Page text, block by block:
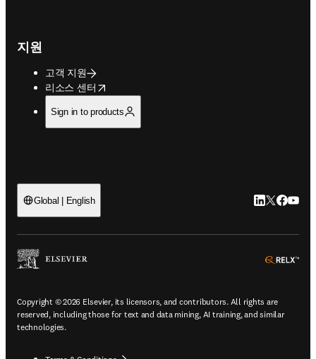
지원
고객 지원
리소스 센터
opens in new tab/window
Sign in to products
Global | English LinkedIn 새
Twitter 새
Copyright © 2026 Elsevier, its licensors, and contributors. All rights are
reserved, including those for text and data mining, AI training, and similar
technologies.